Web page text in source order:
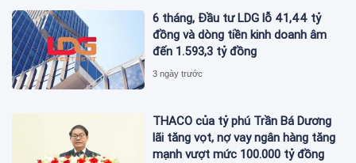
6 tháng, Đầu tư LDG lỗ 41,44 tỷ
đồng và dòng tiền kinh doanh âm
đến 1.593,3 tỷ đồng
3 ngày trước
THACO của tỷ phú Trần Bá Dương
lãi tăng vọt, nợ vay ngân hàng tăng
mạnh vượt mức 100.000 tỷ đồng